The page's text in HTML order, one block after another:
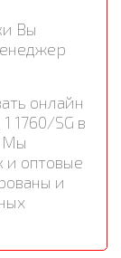
Вы
онлайн
SG в
Мы
и оптовые
и